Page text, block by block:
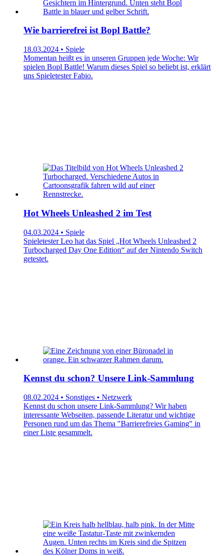
Wie barrierefrei ist Bopl Battle?
18.03.2024 • Spiele
Momentan heißt es in unseren Gruppen jede Woche: Wir
spielen Bopl Battle! Warum dieses Spiel so beliebt ist, erklärt
uns Spieletester Fabio.
Hot Wheels Unleashed 2 im Test
04.03.2024 • Spiele
Spieletester Leo hat das Spiel „Hot Wheels Unleashed 2
Turbocharged Day One Edition“ auf der Nintendo Switch
getestet.
Kennst du schon? Unsere Link-Sammlung
08.02.2024 • Sonstiges • Netzwerk
Kennst du schon unsere Link-Sammlung? Wir haben
interessante Webseiten, passende Literatur und wichtige
Personen rund um das Thema "Barrierefreies Gaming" in
einer Liste gesammelt.